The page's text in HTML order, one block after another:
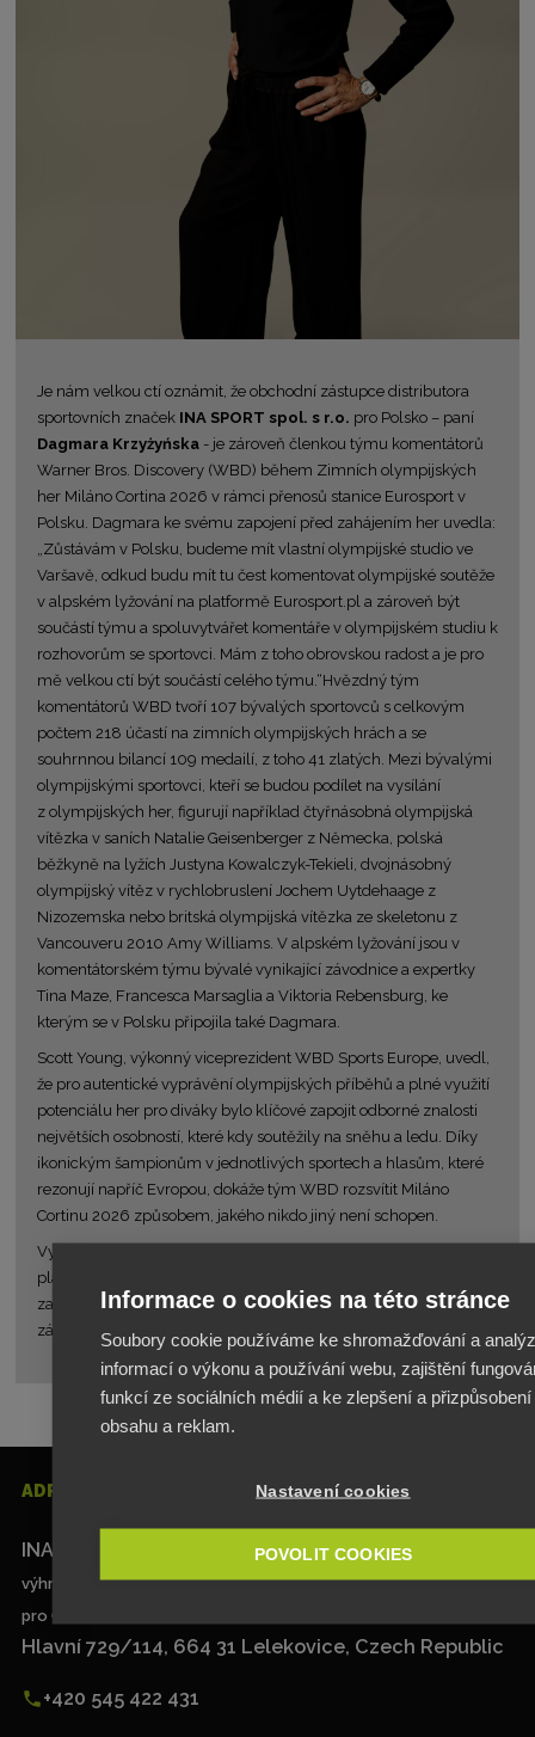
Je nám velkou ctí oznámit, že obchodní zástupce distributora
sportovních značek INA SPORT spol. s r.o. pro Polsko – paní
Dagmara Krzyżyńska- je zároveň členkou týmu komentátorů
Warner Bros. Discovery (WBD) během Zimních olympijských
her Miláno Cortina 2026 v rámci přenosů stanice Eurosport v
Polsku. Dagmara ke svému zapojení před zahájením her uvedla:
„Zůstávám v Polsku, budeme mít vlastní olympijské studio ve
Varšavě, odkud budu mít tu čest komentovat olympijské soutěže
v alpském lyžování na platformě Eurosport.pl a zároveň být
součástí týmu a spoluvytvářet komentáře v olympijském studiu k
rozhovorům se sportovci. Mám z toho obrovskou radost a je pro
mě velkou ctí být součástí celého týmu.“Hvězdný tým
komentátorů WBD tvoří 107 bývalých sportovců s celkovým
počtem 218 účastí na zimních olympijských hrách a se
souhrnnou bilancí 109 medailí, z toho 41 zlatých. Mezi bývalými
olympijskými sportovci, kteří se budou podílet na vysílání
z olympijských her, figurují například čtyřnásobná olympijská
vítězka v saních Natalie Geisenberger z Německa, polská
běžkyně na lyžích Justyna Kowalczyk-Tekieli, dvojnásobný
olympijský vítěz v rychlobruslení Jochem Uytdehaage z
Nizozemska nebo britská olympijská vítězka ze skeletonu z
Vancouveru 2010 Amy Williams. V alpském lyžování jsou v
komentátorském týmu bývalé vynikající závodnice a expertky
Tina Maze, Francesca Marsaglia a Viktoria Rebensburg, ke
kterým se v Polsku připojila také Dagmara.
Scott Young, výkonný viceprezident WBD Sports Europe, uvedl,
že pro autentické vyprávění olympijských příběhů a plné využití
potenciálu her pro diváky bylo klíčové zapojit odborné znalosti
největších osobností, které kdy soutěžily na sněhu a ledu. Díky
ikonickým šampionům v jednotlivých sportech a hlasům, které
rezonují napříč Evropou, dokáže tým WBD rozsvítit Miláno
Cortinu 2026 způsobem, jakého nikdo jiný není schopen.
Vysílání Zimních olympijských her Miláno Cortina 2026 na
platformách WBD začne ve středu 4. února před slavnostním
zahájením na stadionu San Siro v pátek 6. února a potrvá až do
závěrečného ceremoniálu v neděli 22. února.
ADRESA
INA SPORT spol. s.r.o.
výhradní distributor značky Elan
pro Česko, Slovensko a Polsko
Hlavní 729/114, 664 31 Lelekovice, Czech Republic
+420 545 422 431
Informace o cookies na této stránce
Soubory cookie používáme ke shromažďování a
informací o výkonu a používání webu, zajištění
funkcí ze sociálních médií a ke zlepšení a přizpůsobení
obsahu a reklam.
Nastavení cookies
POVOLIT COOKIES